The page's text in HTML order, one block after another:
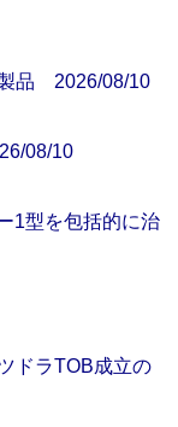
品 2026/08/10
08/10
1型を包括的に治
ドラTOB成立の